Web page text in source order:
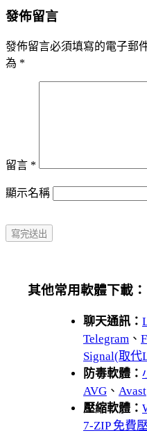
發佈留言
發佈留言必須填寫的電子郵
為 *
留言 *
顯示名稱
其他常用軟體下載：
聊天通訊：
Telegram 、
Signal(取代
防毒軟體：
AVG 、 Avast
壓縮軟體：
7-ZIP 免費